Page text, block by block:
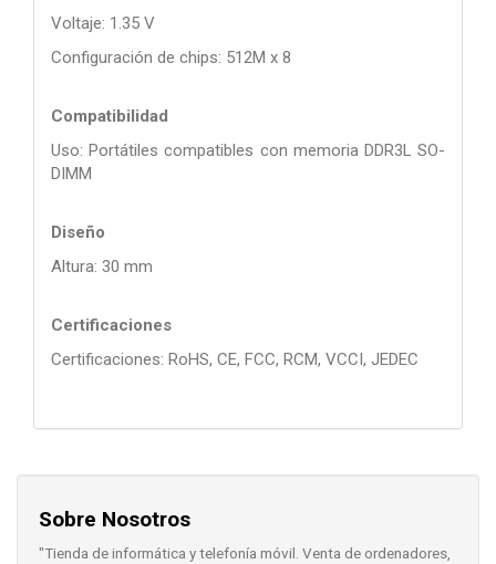
Voltaje: 1.35 V
Configuración de chips: 512M x 8
Compatibilidad
Uso: Portátiles compatibles con memoria DDR3L SO-
DIMM
Diseño
Altura: 30 mm
Certificaciones
Certificaciones: RoHS, CE, FCC, RCM, VCCI, JEDEC
Sobre Nosotros
"Tienda de informática y telefonía móvil. Venta de ordenadores,